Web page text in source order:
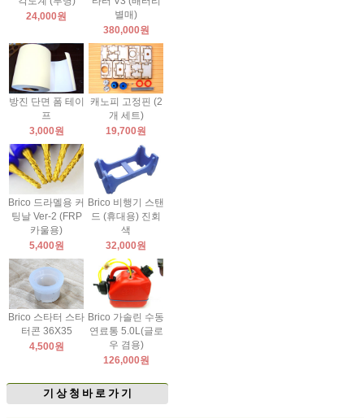
24,000원
별매)
380,000원
방진 단면 폼 테이
프
3,000원
캐노피 고정핀 (2
개 세트)
19,700원
Brico 드라멜용 커
팅날 Ver-2 (FRP
카울용)
5,400원
Brico 비행기 스탠
드 (휴대용) 진회
색
32,000원
Brico 스타터 스타
터콘 36X35
4,500원
Brico 가솔린 수동
연료통 5.0L(글로
우 겸용)
126,000원
기 상 청 바 로 가 기